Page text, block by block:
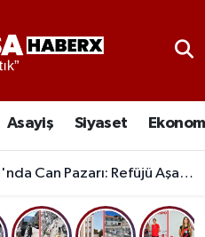
Asayiş Siyaset
Refüjü Aşan Otomobil Karşı Şeride Geçti,
Haritası